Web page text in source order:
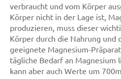
verbraucht und vom Körper
Körper nicht in der Lage ist,
produzieren, muss dieser
Körper durch die Nahrung und
geeignete Magnesium-
tägliche Bedarf an Magnesium
kann aber auch Werte um